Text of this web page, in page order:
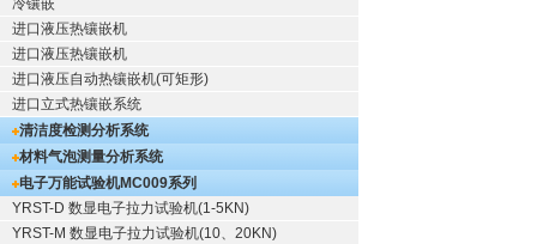
冷镶嵌
进口液压热镶嵌机
进口液压热镶嵌机
进口液压自动热镶嵌机(可矩形)
进口立式热镶嵌系统
清洁度检测分析系统
材料气泡测量分析系统
电子万能试验机MC009系列
YRST-D 数显电子拉力试验机(1-5KN)
YRST-M 数显电子拉力试验机(10、20KN)